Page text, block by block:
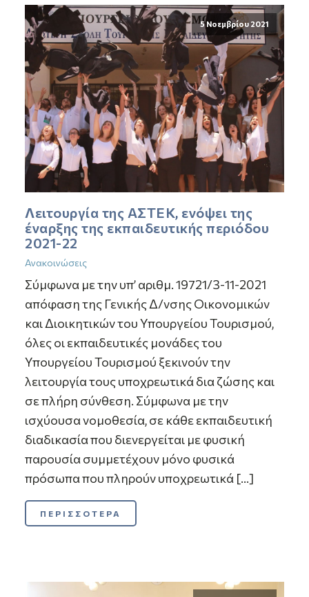
5 Νοεμβρίου 2021
Λειτουργία της ΑΣΤΕΚ, ενόψει της
έναρξης της εκπαιδευτικής περιόδου
2021-22
Ανακοινώσεις
Σύμφωνα με την υπ’ αριθμ. 19721/3-11-2021
απόφαση της Γενικής Δ/νσης Οικονομικών
και Διοικητικών του Υπουργείου Τουρισμού,
όλες οι εκπαιδευτικές μονάδες του
Υπουργείου Τουρισμού ξεκινούν την
λειτουργία τους υποχρεωτικά δια ζώσης και
σε πλήρη σύνθεση. Σύμφωνα με την
ισχύουσα νομοθεσία, σε κάθε εκπαιδευτική
διαδικασία που διενεργείται με φυσική
παρουσία συμμετέχουν μόνο φυσικά
πρόσωπα που πληρούν υποχρεωτικά […]
ΠΕΡΙΣΣΟΤΕΡΑ